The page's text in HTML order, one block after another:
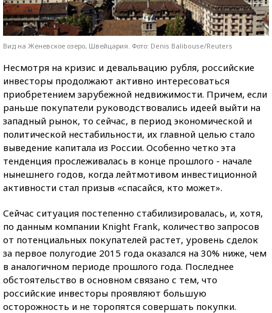
Вид на Женевское озеро, Швейцария. Фото: Denis Balibouse/Reuters
Несмотря на кризис и девальвацию рубля, российские
инвесторы продолжают активно интересоваться
приобретением зарубежной недвижимости. Причем, если
раньше покупатели руководствовались идеей выйти на
западный рынок, то сейчас, в период экономической и
политической нестабильности, их главной целью стало
выведение капитала из России. Особенно четко эта
тенденция прослеживалась в конце прошлого - начале
нынешнего годов, когда лейтмотивом инвестиционной
активности стал призыв «спасайся, кто может».
Сейчас ситуация постепенно стабилизировалась, и, хотя,
по данным компании Knight Frank, количество запросов
от потенциальных покупателей растет, уровень сделок
за первое полугодие 2015 года оказался на 30% ниже, чем
в аналогичном периоде прошлого года. Последнее
обстоятельство в основном связано с тем, что
российские инвесторы проявляют большую
осторожность и не торопятся совершать покупки.